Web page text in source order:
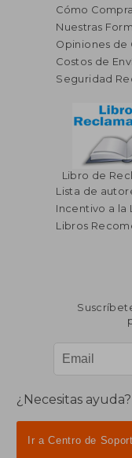
Cómo
Nuestras
Opiniones de
Costos de
Seguridad
Libro de
Lista de
Incentivo a la
Libros
¿Necesitas ayuda?
Ir a Centro de